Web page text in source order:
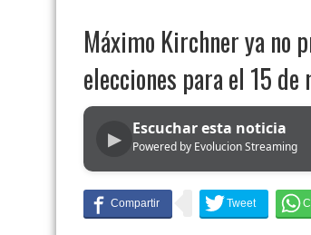
Máximo Kirchner ya no
elecciones para el 15
▶
Escuchar esta noticia
Powered by Evolucion Streaming